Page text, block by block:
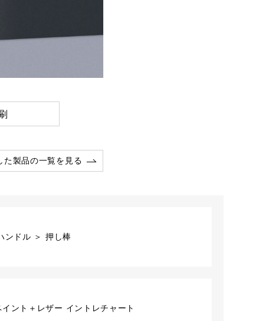
た製品の一覧を見る
ドル ＞ 押し棒
ント＋レザー イントレチャート